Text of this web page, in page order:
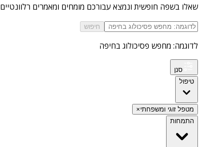
שאלו בשפה חופשית ונמצא עבורכם מומחים ומאמרים רלוונטיים
חיפוש
לדוגמה: מחפש פסיכולוג בחיפה
סנן
טיפול
מטפל זוגי ומשפחתי×
התמחות